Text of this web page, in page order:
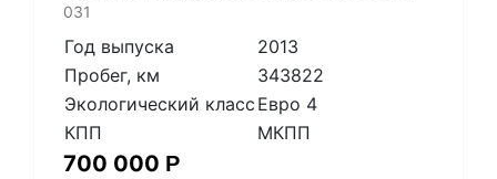
031
Год выпуска
2013
Пробег, км
343822
Экологический класс Евро 4
КПП
МКПП
700 000 Р